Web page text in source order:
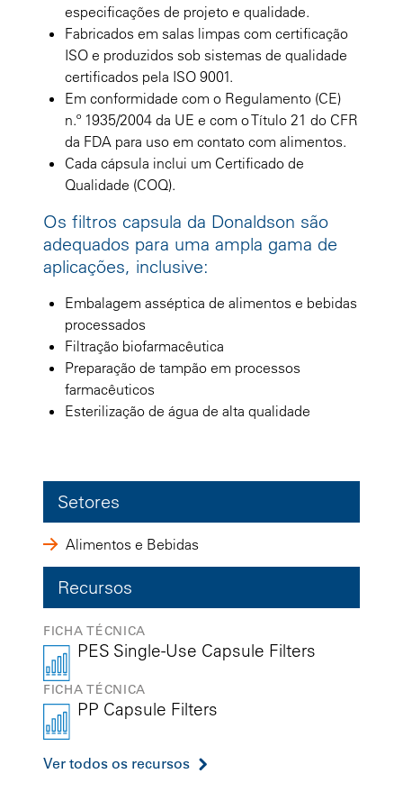
especificações de projeto e qualidade.
Fabricados em salas limpas com certificação
ISO e produzidos sob sistemas de qualidade
certificados pela ISO 9001.
Em conformidade com o Regulamento (CE)
n.º 1935/2004 da UE e com o Título 21 do CFR
da FDA para uso em contato com alimentos.
Cada cápsula inclui um Certificado de
Qualidade (COQ).
Os filtros capsula da Donaldson são
adequados para uma ampla gama de
aplicações, inclusive:
Embalagem asséptica de alimentos e bebidas
processados
Filtração biofarmacêutica
Preparação de tampão em processos
farmacêuticos
Esterilização de água de alta qualidade
Setores
Alimentos e Bebidas
Recursos
FICHA TÉCNICA
PES Single-Use Capsule Filters
FICHA TÉCNICA
PP Capsule Filters
Ver todos os recursos